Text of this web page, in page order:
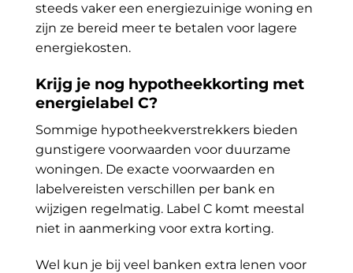
steeds vaker een energiezuinige woning en
zijn ze bereid meer te betalen voor lagere
energiekosten.
Krijg je nog hypotheekkorting met
energielabel C?
Sommige hypotheekverstrekkers bieden
gunstigere voorwaarden voor duurzame
woningen. De exacte voorwaarden en
labelvereisten verschillen per bank en
wijzigen regelmatig. Label C komt meestal
niet in aanmerking voor extra korting.
Wel kun je bij veel banken extra lenen voor